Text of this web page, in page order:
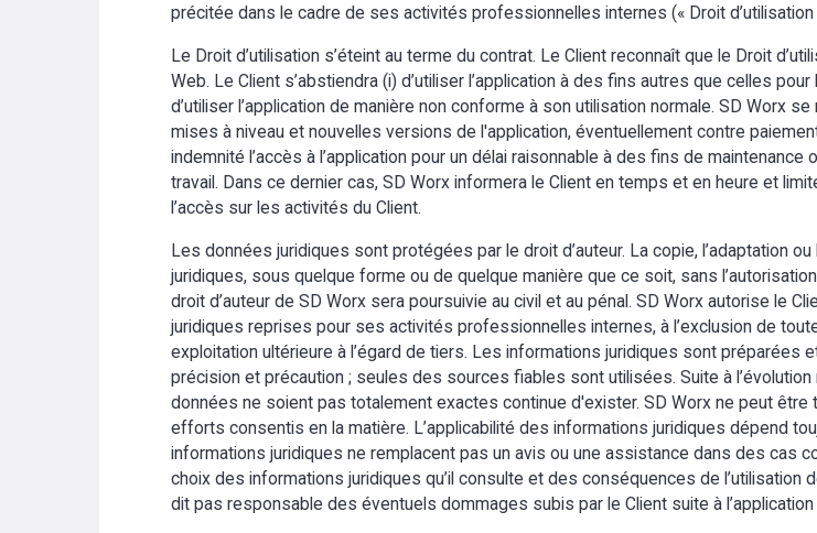
précitée dans le cadre de ses activités professionnelles internes (« Droit d’utilisation
Le Droit d’utilisation s’éteint au terme du contrat. Le Client reconnaît que le Droit
Web. Le Client s’abstiendra (i) d’utiliser l’application à des fins autres que celles
d’utiliser l’application de manière non conforme à son utilisation normale. SD Worx
mises à niveau et nouvelles versions de l'application, éventuellement contre
indemnité l’accès à l’application pour un délai raisonnable à des fins de
travail. Dans ce dernier cas, SD Worx informera le Client en temps et en heure et
l’accès sur les activités du Client.
Les données juridiques sont protégées par le droit d’auteur. La copie, l’adaptation
juridiques, sous quelque forme ou de quelque manière que ce soit, sans
droit d’auteur de SD Worx sera poursuivie au civil et au pénal. SD Worx autorise le
juridiques reprises pour ses activités professionnelles internes, à l’exclusion de
exploitation ultérieure à l’égard de tiers. Les informations juridiques sont préparées
précision et précaution ; seules des sources fiables sont utilisées. Suite à
données ne soient pas totalement exactes continue d'exister. SD Worx ne peut
efforts consentis en la matière. L’applicabilité des informations juridiques dépend
informations juridiques ne remplacent pas un avis ou une assistance dans des cas
choix des informations juridiques qu’il consulte et des conséquences de l’utilisation
dit pas responsable des éventuels dommages subis par le Client suite à l’application